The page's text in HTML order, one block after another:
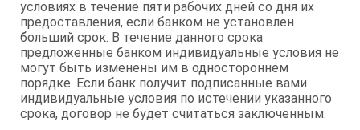
условиях в течение пяти рабочих дней со дня их
предоставления, если банком не установлен
больший срок. В течение данного срока
предложенные банком индивидуальные условия не
могут быть изменены им в одностороннем
порядке. Если банк получит подписанные вами
индивидуальные условия по истечении указанного
срока, договор не будет считаться заключенным.